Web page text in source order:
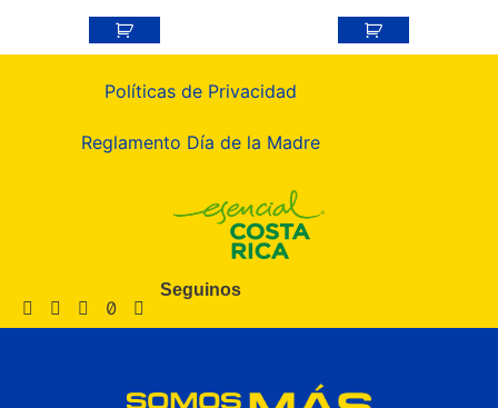
Políticas de Privacidad
Reglamento Día de la Madre
Seguinos